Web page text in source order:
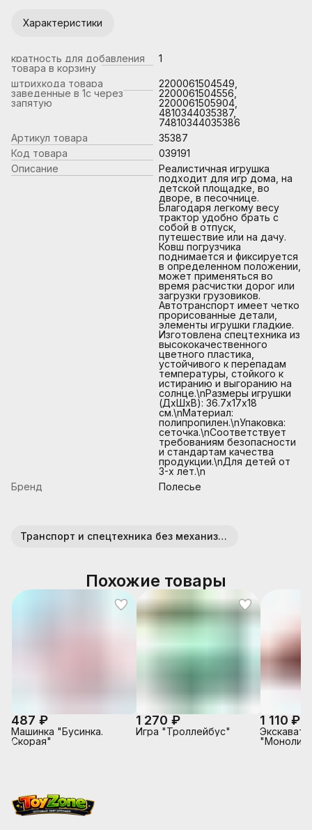
Характеристики
кратность для добавления
товара в корзину
1
штрихкода товара
заведенные в 1с через
запятую
2200061504549,
2200061504556,
2200061505904,
4810344035387,
74810344035386
Артикул товара
35387
Код товара
039191
Описание
Реалистичная игрушка
подходит для игр дома, на
детской площадке, во
дворе, в песочнице.
Благодаря легкому весу
трактор удобно брать с
собой в отпуск,
путешествие или на дачу.
Ковш погрузчика
поднимается и фиксируется
в определенном положении,
может применяться во
время расчистки дорог или
загрузки грузовиков.
Автотранспорт имеет четко
прорисованные детали,
элементы игрушки гладкие.
Изготовлена спецтехника из
высококачественного
цветного пластика,
устойчивого к перепадам
температуры, стойкого к
истиранию и выгоранию на
солнце.\nРазмеры игрушки
(ДхШхВ): 36.7х17х18
см.\nМатериал:
полипропилен.\nУпаковка:
сеточка.\nСоответствует
требованиям безопасности
и стандартам качества
продукции.\nДля детей от
3-х лет.\n
Бренд
Полесье
Транспорт и спецтехника без механизмов (пластик)
Похожие товары
487 ₽
Машинка "Бусинка.
Скорая"
1 270 ₽
Игра "Троллейбус"
1 110 ₽